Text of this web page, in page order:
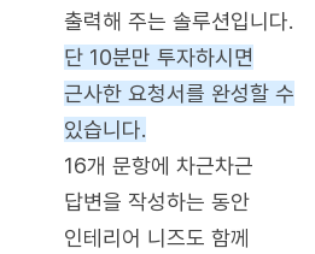
출력해 주는 솔루션입니다.
단 10분만 투자하시면
근사한 요청서를 완성할 수
있습니다.
16개 문항에 차근차근
답변을 작성하는 동안
인테리어 니즈도 함께